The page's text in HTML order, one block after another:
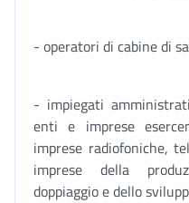
- operatori di cabine di
- impiegati
enti e imprese
imprese radiofoniche,
imprese della
doppiaggio e dello